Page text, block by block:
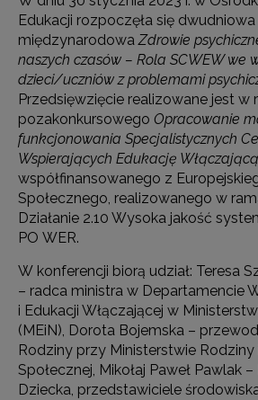
Edukacji rozpoczęła się
międzynarodowaZdrowie
naszych czasów – Rola SCWEW we
dzieci/uczniów z problemami
Przedsięwzięcie realizowane jest w
pozakonkursowego Opracowanie
funkcjonowania Specjalistycznych
Wspierających Edukację
współfinansowanego z
Społecznego, realizowanego w
Działanie 2.10 Wysoka jakość
PO WER.
W konferencji biorą udział: Teresa
– radca ministra w Departamencie
i Edukacji Włączającej w
(MEiN), Dorota Bojemska –
Rodziny przy Ministerstwie Rodziny
Społecznej, Mikołaj Paweł Pawlak
Dziecka, przedstawiciele